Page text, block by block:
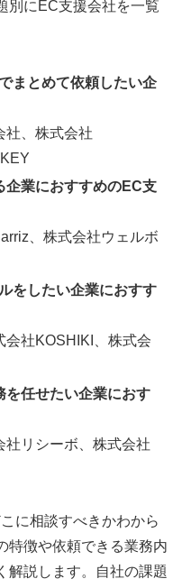
別にEC支援会社を一覧
まとめて依頼したい企
社、株式会社
企業におすすめのEC支
、株式会社ウェルボ
をしたい企業におすす
会社KOSHIKI、株式会
を任せたい企業におす
社リシーボ、株式会社
に相談すべきかわから
特徴や依頼できる業務内
解説します。自社の課題